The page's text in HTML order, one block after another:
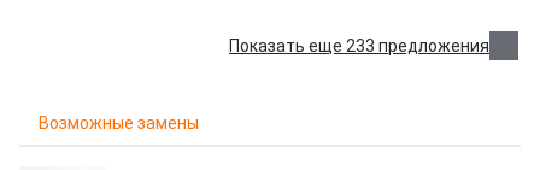
Показать еще 233 предложения
Возможные замены